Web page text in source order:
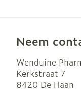
Neem
Wenduine
Kerkstraat 7
8420 De Haan